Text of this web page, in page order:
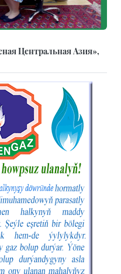
Центральная Азия»,